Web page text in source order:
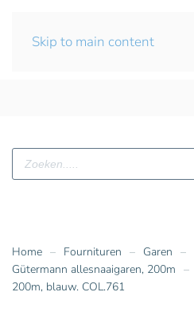
Skip to main content
Producten
zoeken
Home Fournituren Garen
Gütermann allesnaaigaren, 200m
200m, blauw. COL.761